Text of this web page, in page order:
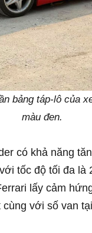
bảng táp-lô của
màu đen.
có khả năng
tốc độ tối đa là
lấy cảm
với số van